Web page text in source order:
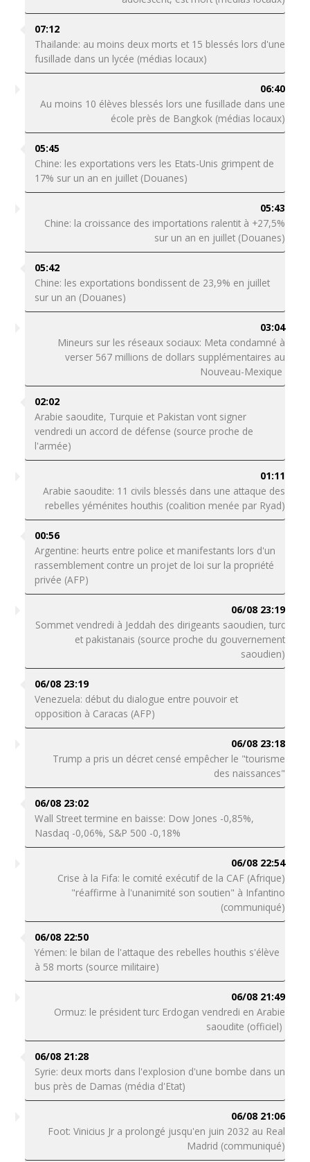
07:12
Thaïlande: au moins deux morts et 15 blessés lors d'une
fusillade dans un lycée (médias locaux)
06:40
Au moins 10 élèves blessés lors une fusillade dans une
école près de Bangkok (médias locaux)
05:45
Chine: les exportations vers les Etats-Unis grimpent de
17% sur un an en juillet (Douanes)
05:43
Chine: la croissance des importations ralentit à +27,5%
sur un an en juillet (Douanes)
05:42
Chine: les exportations bondissent de 23,9% en juillet
sur un an (Douanes)
03:04
Mineurs sur les réseaux sociaux: Meta condamné à
verser 567 millions de dollars supplémentaires au
Nouveau-Mexique
02:02
Arabie saoudite, Turquie et Pakistan vont signer
vendredi un accord de défense (source proche de
l'armée)
01:11
Arabie saoudite: 11 civils blessés dans une attaque des
rebelles yéménites houthis (coalition menée par Ryad)
00:56
Argentine: heurts entre police et manifestants lors d'un
rassemblement contre un projet de loi sur la propriété
privée (AFP)
06/08 23:19
Sommet vendredi à Jeddah des dirigeants saoudien, turc
et pakistanais (source proche du gouvernement
saoudien)
06/08 23:19
Venezuela: début du dialogue entre pouvoir et
opposition à Caracas (AFP)
06/08 23:18
Trump a pris un décret censé empêcher le "tourisme
des naissances"
06/08 23:02
Wall Street termine en baisse: Dow Jones -0,85%,
Nasdaq -0,06%, S&P 500 -0,18%
06/08 22:54
Crise à la Fifa: le comité exécutif de la CAF (Afrique)
"réaffirme à l'unanimité son soutien" à Infantino
(communiqué)
06/08 22:50
Yémen: le bilan de l'attaque des rebelles houthis s'élève
à 58 morts (source militaire)
06/08 21:49
Ormuz: le président turc Erdogan vendredi en Arabie
saoudite (officiel)
06/08 21:28
Syrie: deux morts dans l'explosion d'une bombe dans un
bus près de Damas (média d'Etat)
06/08 21:06
Foot: Vinicius Jr a prolongé jusqu'en juin 2032 au Real
Madrid (communiqué)